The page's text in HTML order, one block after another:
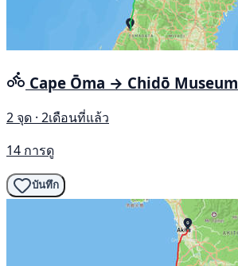
Cape Ōma → Chidō Museum
2 จุด · 2เดือนที่แล้ว
14 การดู
บันทึก